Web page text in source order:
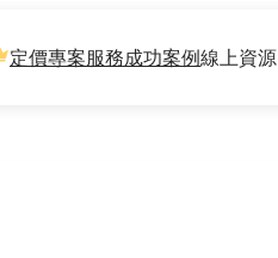
定價專案服務成功案例線上資源